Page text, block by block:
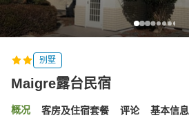
别墅
Maigre露台民宿
概况 客房及住宿套餐 评论 基本信息